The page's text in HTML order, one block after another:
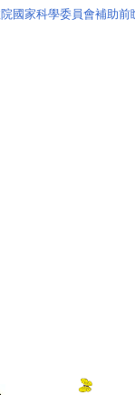
國家科學委員會補助